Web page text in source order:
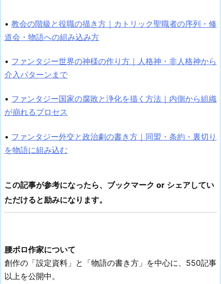
• 教会の階級と役職の描き方｜カトリック聖職者の序列・修
道会・物語への組み込み方
• ファンタジー世界の神様の作り方｜人格神・非人格神から
介入パターンまで
• ファンタジー国家の腐敗と浄化を描く方法｜内側から組織
が崩れるプロセス
• ファンタジー外交と政治劇の書き方｜同盟・条約・裏切り
を物語に組み込む
この記事が参考になったら、ブックマーク or シェアしてい
ただけると励みになります。
腰ボロ作家について
創作の「設定資料」と「物語の書き方」を中心に、550記事
以上を公開中。